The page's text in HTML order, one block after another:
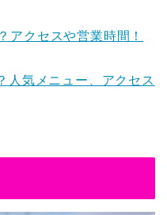
アクセスや営業時間！
人気メニュー、アクセス